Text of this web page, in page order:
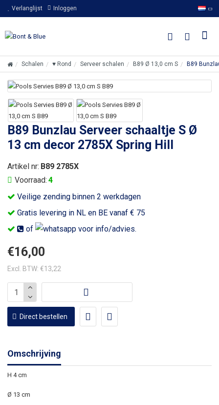
Verlanglijst Inloggen
Schalen ♥ Rond Serveer schalen B89 Ø 13,0 cm S B89
B89 Bunzlau Serveer schaaltje S Ø
13 cm decor 2785X Spring Hill
Veilige zending binnen 2 werkdagen
Gratis levering in NL en BE vanaf € 75
of
voor info/advies.
Voorraad: 4
Artikel nr: B89 2785X
€16,00
Excl. BTW: €13,22
Direct bestellen
Omschrijving
H 4 cm
Ø 13 cm